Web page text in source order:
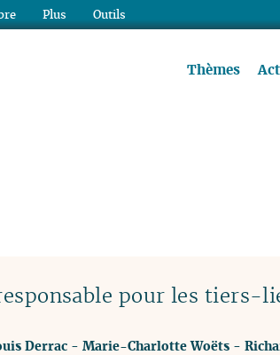
Thèmes
pour les tiers-
Derrac- Marie-Charlotte Woëts-
Plus Outils